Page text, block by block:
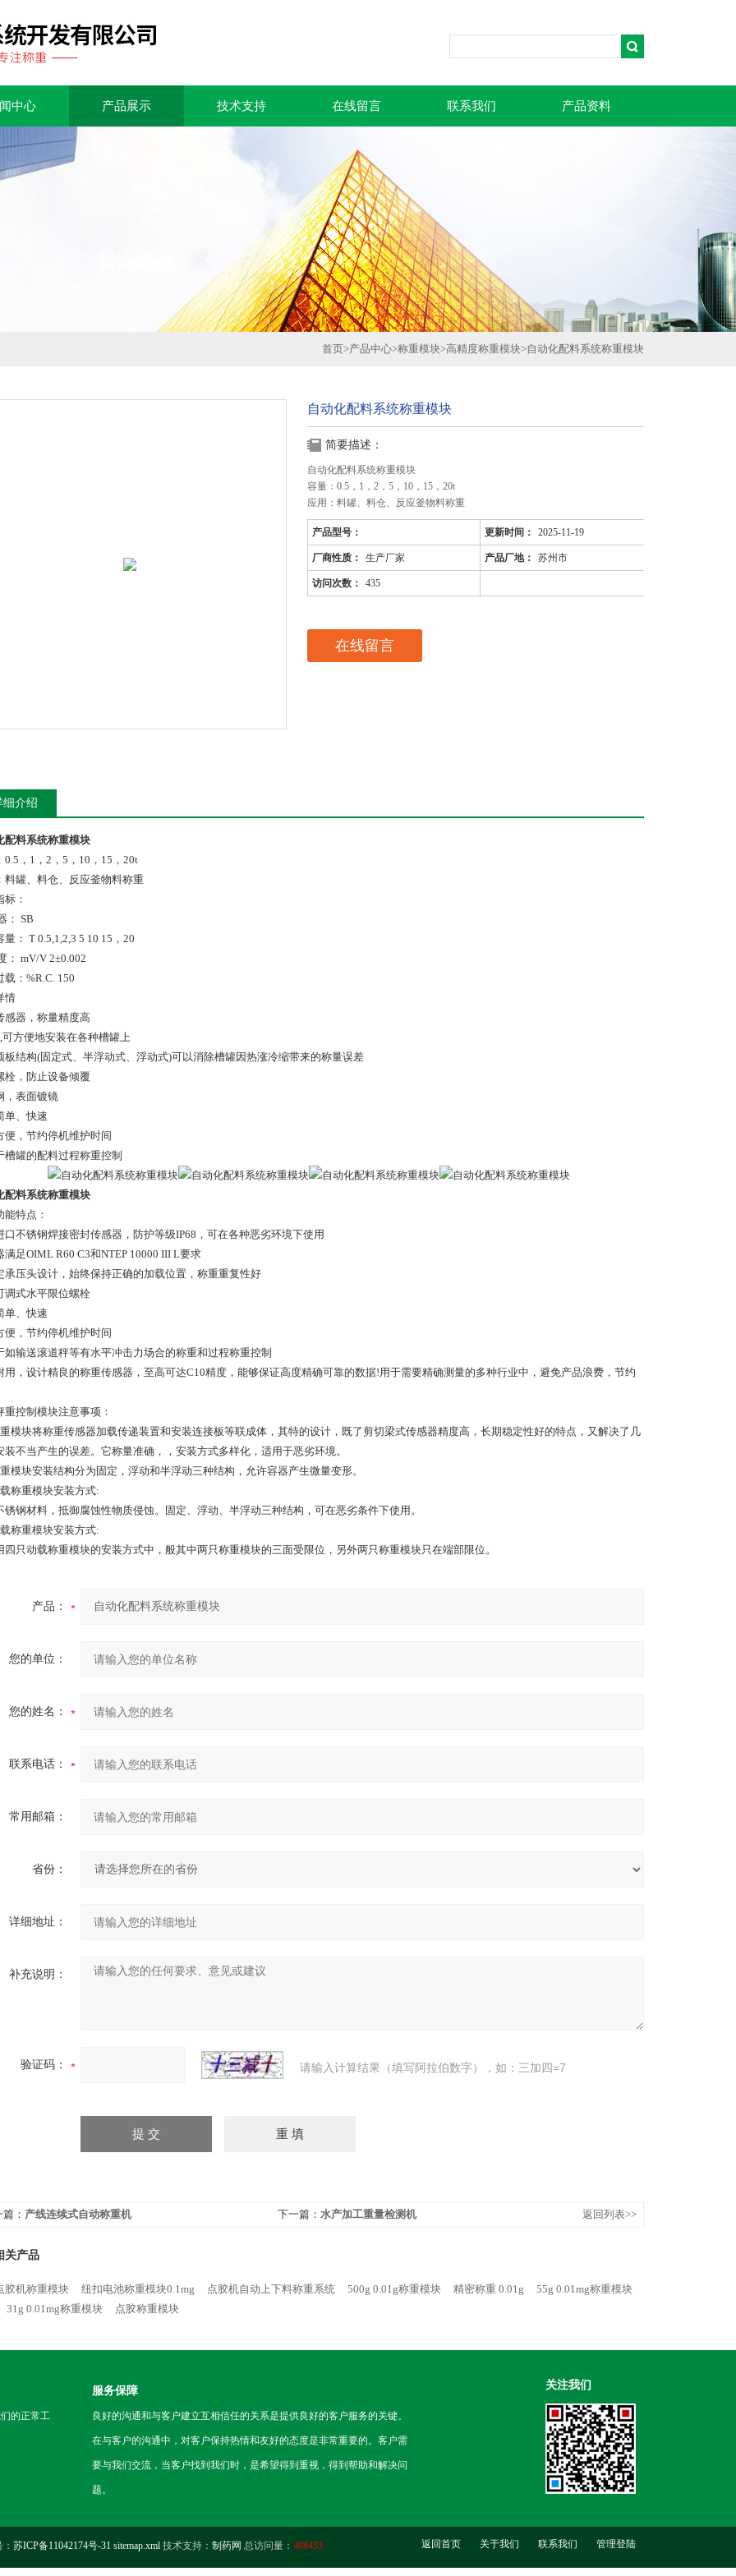
中心 产品展示 技术支持 在线留言 联系我们 产品资料
首页>产品中心>称重模块>高精度称重模块>自动化配料系统称重模块
自动化配料系统称重模块
简要描述：
自动化配料系统称重模块
容量：0.5，1，2，5，10，15，20t
应用：料罐、料仓、反应釜物料称重
产品型号： 更新时间： 2025-11-19
厂商性质： 生产厂家 产品厂地： 苏州市
访问次数： 435
在线留言
细介绍
配料系统称重模块
0.5，1，2，5，10，15，20t
料罐、料仓、反应釜物料称重
标：
： SB
量： T 0.5,1,2,3 5 10 15，20
： mV/V 2±0.002
载：%R.C. 150
情
感器，称量精度高
方便地安装在各种槽罐上
板结构(固定式、半浮动式、浮动式)可以消除槽罐因热涨冷缩带来的称量误差
栓，防止设备倾覆
，表面镀镜
单、快速
便，节约停机维护时间
槽罐的配料过程称重控制
配料系统称重模块
能特点：
口不锈钢焊接密封传感器，防护等级IP68，可在各种恶劣环境下使用
满足OIML R60 C3和NTEP 10000 III L要求
承压头设计，始终保持正确的加载位置，称重重复性好
调式水平限位螺栓
单、快速
便，节约停机维护时间
如输送滚道秤等有水平冲击力场合的称重和过程称重控制
用，设计精良的称重传感器，至高可达C10精度，能够保证高度精确可靠的数据!用于需要精确测量的多种行业中，避免产品浪费，节约
重控制模块注意事项：
模块将称重传感器加载传递装置和安装连接板等联成体，其特的设计，既了剪切梁式传感器精度高，长期稳定性好的特点，又解决了几
装不当产生的误差。它称量准确，，安装方式多样化，适用于恶劣环境。
模块安装结构分为固定，浮动和半浮动三种结构，允许容器产生微量变形。
称重模块安装方式:
锈钢材料，抵御腐蚀性物质侵蚀。固定、浮动、半浮动三种结构，可在恶劣条件下使用。
称重模块安装方式:
四只动载称重模块的安装方式中，般其中两只称重模块的三面受限位，另外两只称重模块只在端部限位。
产品：
您的单位：
您的姓名：
联系电话：
常用邮箱：
省份：
详细地址：
补充说明：
验证码： 请输入计算结果（填写阿拉伯数字），如：三加四=7
： 产线连续式自动称重机 下一篇： 水产加工重量检测机 返回列表>>
关产品
胶机称重模块 纽扣电池称重模块0.1mg 点胶机自动上下料称重系统 500g 0.01g称重模块 精密称重 0.01g
55g 0.01mg称重模块
31g 0.01mg称重模块 点胶称重模块
的正常工
服务保障
良好的沟通和与客户建立互相信任的关系是提供良好的客户服务的关键。
在与客户的沟通中，对客户保持热情和友好的态度是非常重要的。客户需
要与我们交流，当客户找到我们时，是希望得到重视，得到帮助和解决问
题。
关注我们
苏ICP备11042174号-31 sitemap.xml 技术支持： 制药网 总访问量： 408433 返回首页 关于我们 联系我们 管理登陆